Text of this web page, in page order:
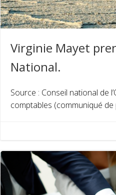
Virginie Mayet
National.
Source : Conseil national de
comptables (communiqué